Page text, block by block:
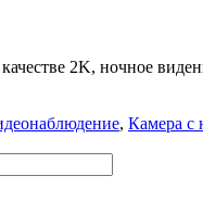
2K, ночное
, Камера с